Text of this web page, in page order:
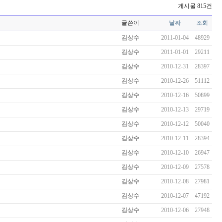
게시물 815건
글쓴이 날짜 조회
김상수 2011-01-04 48929
김상수 2011-01-01 29211
김상수 2010-12-31 28397
김상수 2010-12-26 51112
김상수 2010-12-16 50899
김상수 2010-12-13 29719
김상수 2010-12-12 50040
김상수 2010-12-11 28394
김상수 2010-12-10 26947
김상수 2010-12-09 27578
김상수 2010-12-08 27981
김상수 2010-12-07 47192
김상수 2010-12-06 27948